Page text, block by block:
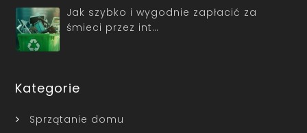
Jak szybko i wygodnie zapłacić za
śmieci przez int…
Kategorie
Sprzątanie domu